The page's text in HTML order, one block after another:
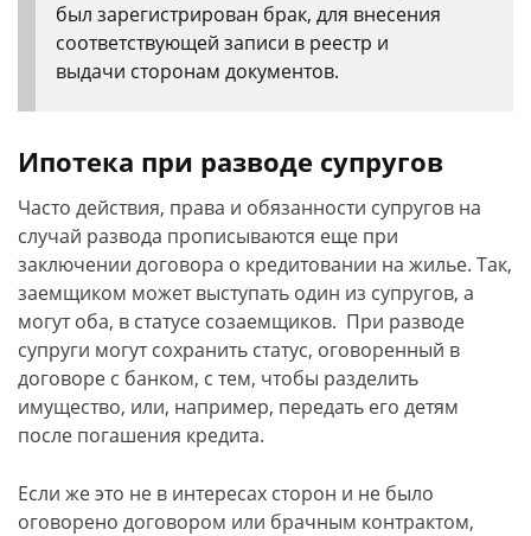
был зарегистрирован брак, для внесения
соответствующей записи в реестр и
выдачи сторонам документов.
Ипотека при разводе супругов
Часто действия, права и обязанности супругов на
случай развода прописываются еще при
заключении договора о кредитовании на жилье. Так,
заемщиком может выступать один из супругов, а
могут оба, в статусе созаемщиков. При разводе
супруги могут сохранить статус, оговоренный в
договоре с банком, с тем, чтобы разделить
имущество, или, например, передать его детям
после погашения кредита.
Если же это не в интересах сторон и не было
оговорено договором или брачным контрактом,